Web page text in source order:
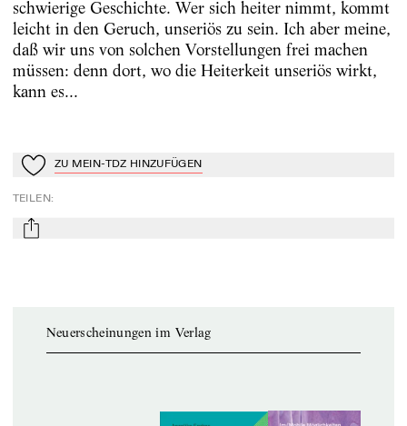
schwierige Geschichte. Wer sich heiter nimmt, kommt
leicht in den Geruch, unseriös zu sein. Ich aber meine,
daß wir uns von solchen Vorstellungen frei machen
müssen: denn dort, wo die Heiterkeit unseriös wirkt,
kann es...
Zu Mein-TdZ hinzufügen
ZU MEIN-TDZ HINZUFÜGEN
TEILEN:
mail
Neuerscheinungen im Verlag